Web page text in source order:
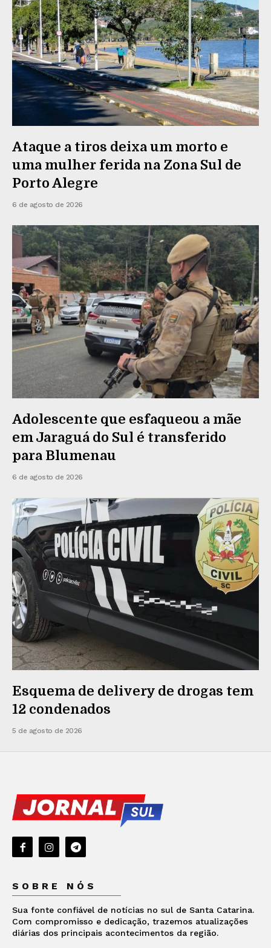
Ataque a tiros deixa um morto e
uma mulher ferida na Zona Sul de
Porto Alegre
6 de agosto de 2026
Adolescente que esfaqueou a mãe
em Jaraguá do Sul é transferido
para Blumenau
6 de agosto de 2026
Esquema de delivery de drogas tem
12 condenados
5 de agosto de 2026
SOBRE NÓS
Sua fonte confiável de notícias no sul de Santa Catarina.
Com compromisso e dedicação, trazemos atualizações
diárias dos principais acontecimentos da região.